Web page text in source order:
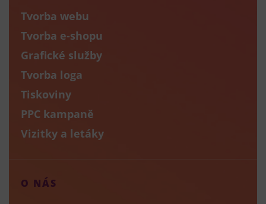
Tvorba webu
Tvorba e-shopu
Grafické služby
Tvorba loga
Tiskoviny
PPC kampaně
Vizitky a letáky
O NÁS